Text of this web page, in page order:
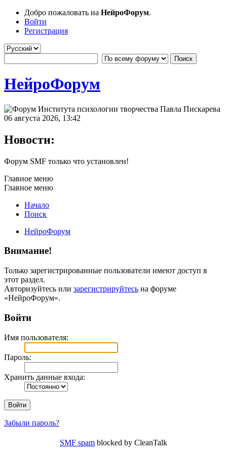
Добро пожаловать на НейроФорум.
Войти
Регистрация
НейроФорум
06 августа 2026, 13:42
Новости:
Форум SMF только что установлен!
Главное меню
Главное меню
Начало
Поиск
НейроФорум
Внимание!
Только зарегистрированные пользователи имеют доступ в
этот раздел.
Авторизуйтесь или зарегистрируйтесь на форуме
«НейроФорум».
Войти
Имя пользователя:
Пароль:
Хранить данные входа:
Забыли пароль?
SMF spam blocked by CleanTalk